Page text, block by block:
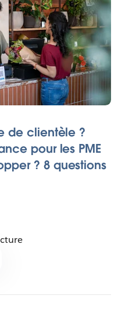
de clientèle ?
pour les PME
? 8 questions